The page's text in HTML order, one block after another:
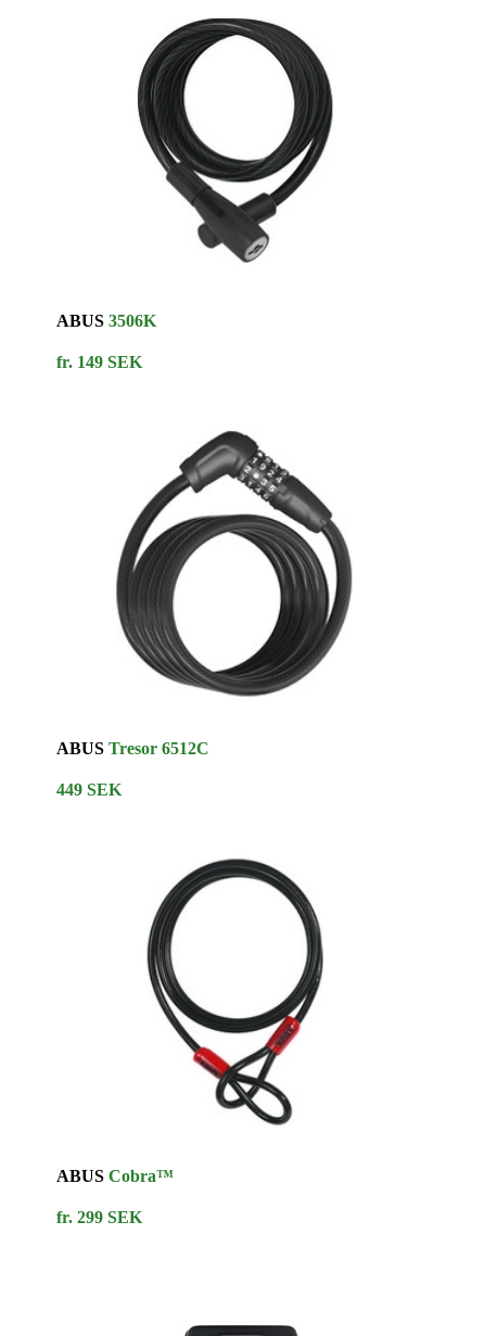
ABUS3506K
fr. 149 SEK
ABUSTresor 6512C
449 SEK
ABUSCobra™
fr. 299 SEK